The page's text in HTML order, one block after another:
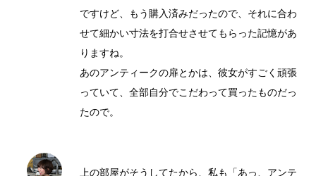
ですけど、もう購入済みだったので、それに合わ
せて細かい寸法を打合せさせてもらった記憶があ
りますね。
あのアンティークの扉とかは、彼女がすごく頑張
っていて、全部自分でこだわって買ったものだっ
たので。
上の部屋がそうしてたから、私も「あっ、アンテ